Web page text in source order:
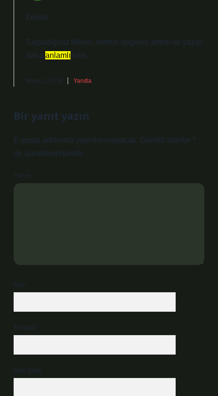
Zehra!
Sağladığınız fikirler, metnin değerini artırdı ve yazıyı
daha anlamlı kıldı.
Mayıs 2, 2026 Yanıtla
Bir yanıt yazın
E-posta adresiniz yayınlanmayacak. Gerekli alanlar *
ile işaretlenmişlerdir
Yorum
İsim*
E-Posta*
Web Sitesi